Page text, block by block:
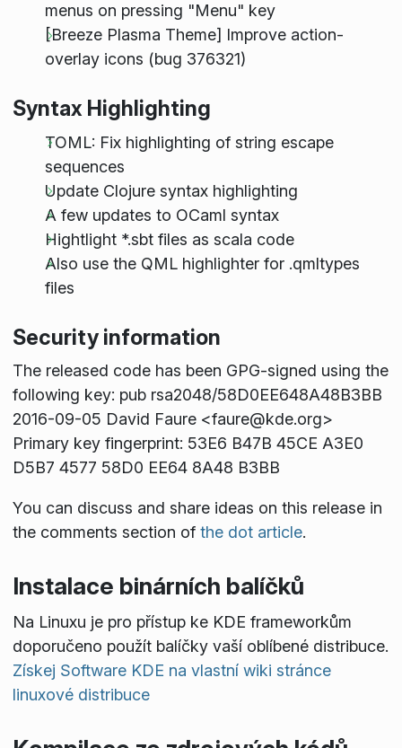
menus on pressing "Menu" key
[Breeze Plasma Theme] Improve action-
overlay icons (bug 376321)
Syntax Highlighting
TOML: Fix highlighting of string escape
sequences
Update Clojure syntax highlighting
A few updates to OCaml syntax
Hightlight *.sbt files as scala code
Also use the QML highlighter for .qmltypes
files
Security information
The released code has been GPG-signed using the
following key: pub rsa2048/58D0EE648A48B3BB
2016-09-05 David Faure <faure@kde.org>
Primary key fingerprint: 53E6 B47B 45CE A3E0
D5B7 4577 58D0 EE64 8A48 B3BB
You can discuss and share ideas on this release in
the comments section of the dot article.
Instalace binárních balíčků
Na Linuxu je pro přístup ke KDE frameworkům
doporučeno použít balíčky vaší oblíbené distribuce.
Získej Software KDE na vlastní wiki stránce
linuxové distribuce